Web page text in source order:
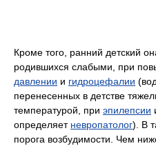
Кроме того, ранний детский
родившихся слабыми, при
давлении и гидроцефалии
перенесенных в детстве
температурой, при эпилепсии
определяет невропатолог). В
порога возбудимости. Чем